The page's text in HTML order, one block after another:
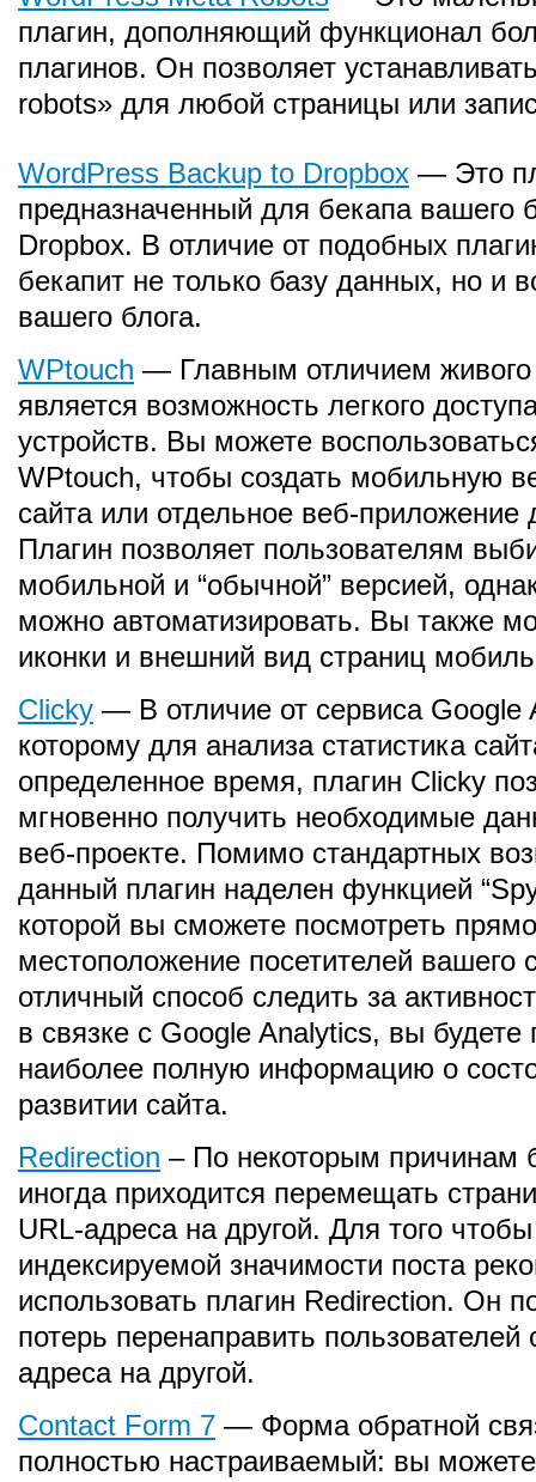
плагин, дополняющий функционал
плагинов. Он позволяет
robots» для любой страницы или
WordPress Backup to Dropbox — Это
предназначенный для бекапа вашего
Dropbox. В отличие от подобных
бекапит не только базу данных, но и
вашего блога.
WPtouch — Главным отличием
является возможность легкого
устройств. Вы можете
WPtouch, чтобы создать мобильную
сайта или отдельное веб-приложение
Плагин позволяет пользователям
мобильной и “обычной” версией,
можно автоматизировать. Вы также
иконки и внешний вид страниц
Clicky — В отличие от сервиса Google
которому для анализа статистика
определенное время, плагин Clicky
мгновенно получить необходимые
веб-проекте. Помимо стандартных
данный плагин наделен функцией
которой вы сможете посмотреть
местоположение посетителей вашего
отличный способ следить за
в связке с Google Analytics, вы будете
наиболее полную информацию о
развитии сайта.
Redirection – По некоторым причинам
иногда приходится перемещать
URL-адреса на другой. Для того
индексируемой значимости поста
использовать плагин Redirection. Он
потерь перенаправить пользователей
адреса на другой.
Contact Form 7 — Форма обратной
полностью настраиваемый: вы